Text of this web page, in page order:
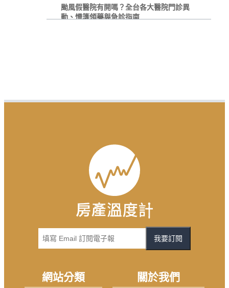
颱風假醫院有開嗎？全台各大醫院門診異
動、慢箋領藥與急診指南
我要訂閱
網站分類 關於我們